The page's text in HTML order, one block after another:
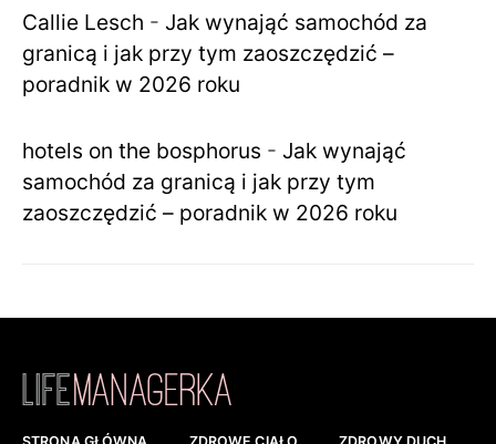
Callie Lesch - Jak wynająć samochód za
granicą i jak przy tym zaoszczędzić –
poradnik w 2026 roku
hotels on the bosphorus - Jak wynająć
samochód za granicą i jak przy tym
zaoszczędzić – poradnik w 2026 roku
STRONA GŁÓWNA ZDROWE CIAŁO ZDROWY DUCH